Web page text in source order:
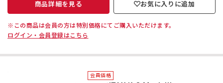
商品詳細を見る お気に入りに追加
※この商品は会員の方は特別価格にてご購入いただけます。
ログイン・会員登録はこちら
会員価格